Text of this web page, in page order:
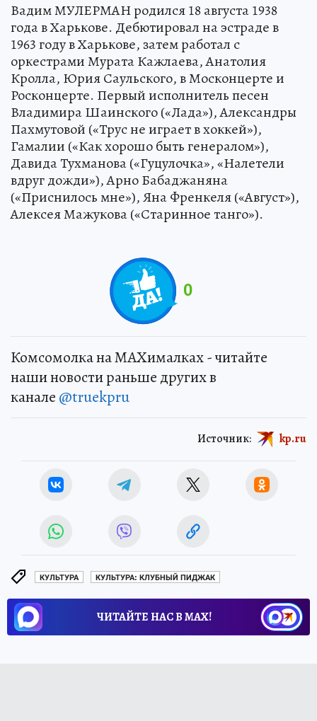
Вадим МУЛЕРМАН родился 18 августа 1938
года в Харькове. Дебютировал на эстраде в
1963 году в Харькове, затем работал с
оркестрами Мурата Кажлаева, Анатолия
Кролла, Юрия Саульского, в Москонцерте и
Росконцерте. Первый исполнитель песен
Владимира Шаинского («Лада»), Александры
Пахмутовой («Трус не играет в хоккей»),
Гамалии («Как хорошо быть генералом»),
Давида Тухманова («Гуцулочка», «Налетели
вдруг дожди»), Арно Бабаджаняна
(«Приснилось мне»), Яна Френкеля («Август»),
Алексея Мажукова («Старинное танго»).
0
Комсомолка на MAXималках - читайте
наши новости раньше других в
канале @truekpru
Источник: kp.ru
КУЛЬТУРА КУЛЬТУРА: КЛУБНЫЙ ПИДЖАК
ЧИТАЙТЕ НАС В МАХ!